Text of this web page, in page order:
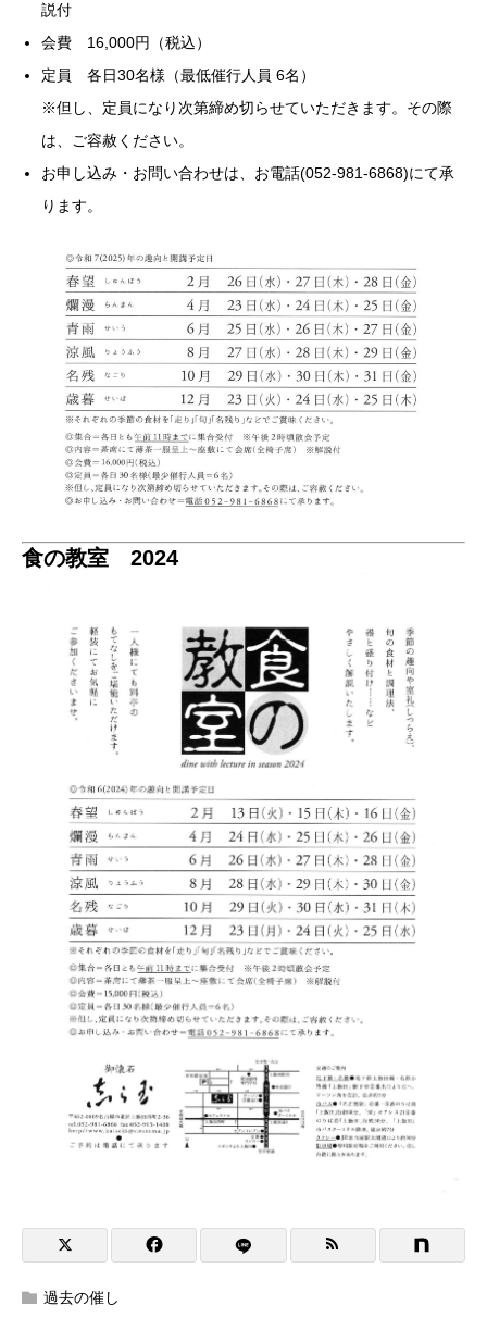
説付
会費 16,000円（税込）
定員 各日30名様（最低催行人員 6名）
※但し、定員になり次第締め切らせていただきます。その際
は、ご容赦ください。
お申し込み・お問い合わせは、お電話(052-981-6868)にて承
ります。
食の教室 2024
過去の催し